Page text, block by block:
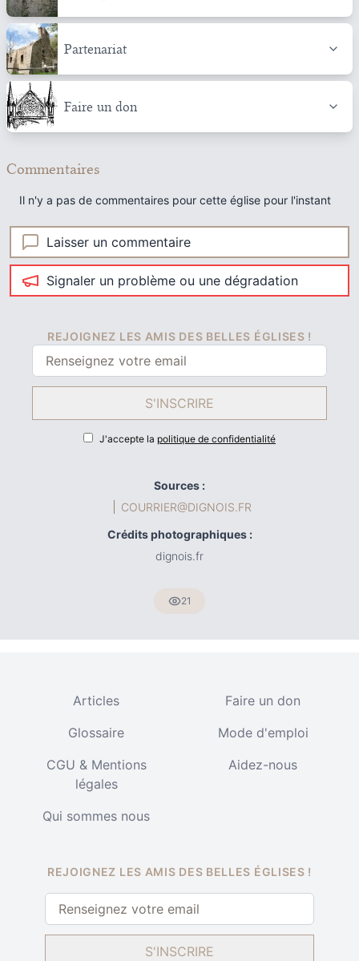
Partenariat
Faire un don
Commentaires
Il n'y a pas de commentaires pour cette église pour l'instant
Laisser un commentaire
Signaler un problème ou une dégradation
REJOIGNEZ LES AMIS DES BELLES ÉGLISES !
S'INSCRIRE
J'accepte la politique de confidentialité
Sources :
COURRIER@DIGNOIS.FR
Crédits photographiques :
dignois.fr
21
Articles
Faire un don
Glossaire
Mode d'emploi
CGU & Mentions
légales
Aidez-nous
Qui sommes nous
REJOIGNEZ LES AMIS DES BELLES ÉGLISES !
S'INSCRIRE